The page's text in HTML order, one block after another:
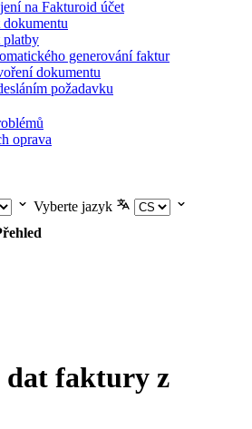
na Fakturoid účet
platby
generování faktur
dokumentu
požadavku
oprava
Vyberte jazyk
dat faktury z